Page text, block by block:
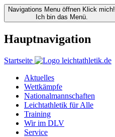
Navigations Menu öffnen Klick mich!
Ich bin das Menü.
Hauptnavigation
Startseite
Aktuelles
Wettkämpfe
Nationalmannschaften
Leichtathletik für Alle
Training
Wir im DLV
Service